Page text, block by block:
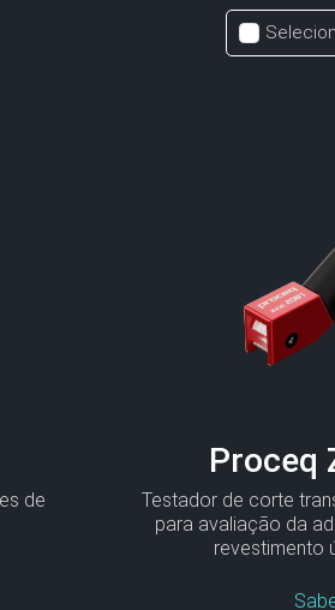
de
Proceq
Testador de corte
para avaliação da
revestimento